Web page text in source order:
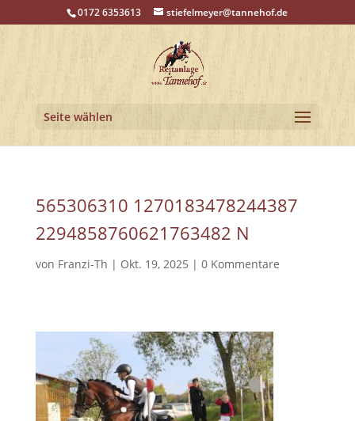
0172 6353613 stiefelmeyer@tannehof.de
Seite wählen
565306310 1270183478244387
2294858760621763482 N
von Franzi-Th | Okt. 19, 2025 | 0 Kommentare